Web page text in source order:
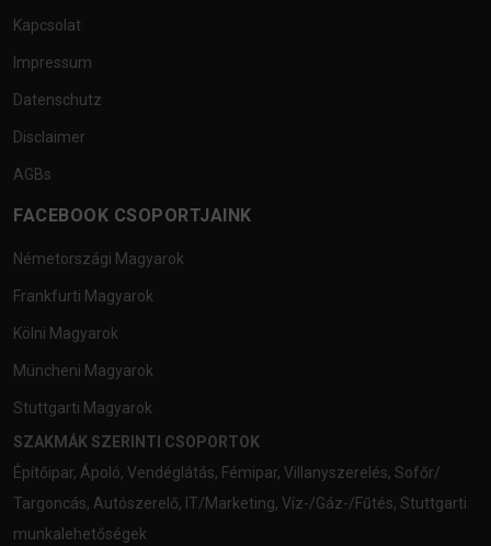
Kapcsolat
Impressum
Datenschutz
Disclaimer
AGBs
FACEBOOK CSOPORTJAINK
Németországi Magyarok
Frankfurti Magyarok
Kölni Magyarok
Müncheni Magyarok
Stuttgarti Magyarok
SZAKMÁK SZERINTI CSOPORTOK
Építőipar, Ápoló, Vendéglátás, Fémipar, Villanyszerelés, Sofőr/
Targoncás, Autószerelő, IT/Marketing, Víz-/Gáz-/Fűtés, Stuttgarti
munkalehetőségek